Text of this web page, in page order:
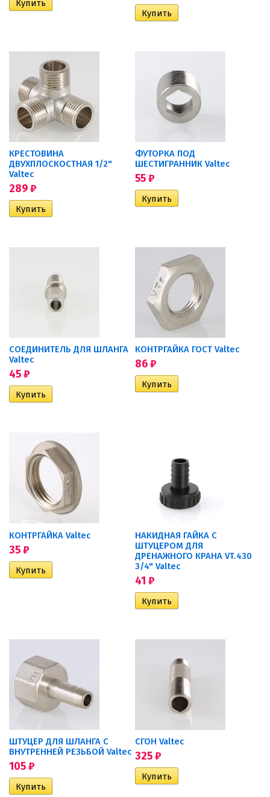
КРЕСТОВИНА
ДВУХПЛОСКОСТНАЯ 1/2"
Valtec
289₽
ФУТОРКА ПОД
ШЕСТИГРАННИК Valtec
55₽
СОЕДИНИТЕЛЬ ДЛЯ ШЛАНГА
Valtec
45₽
КОНТРГАЙКА ГОСТ Valtec
86₽
КОНТРГАЙКА Valtec
35₽
НАКИДНАЯ ГАЙКА С
ШТУЦЕРОМ ДЛЯ
ДРЕНАЖНОГО КРАНА VT.430
3/4" Valtec
41 ₽
ШТУЦЕР ДЛЯ ШЛАНГА С
ВНУТРЕННЕЙ РЕЗЬБОЙ Valtec
105₽
СГОН Valtec
325₽